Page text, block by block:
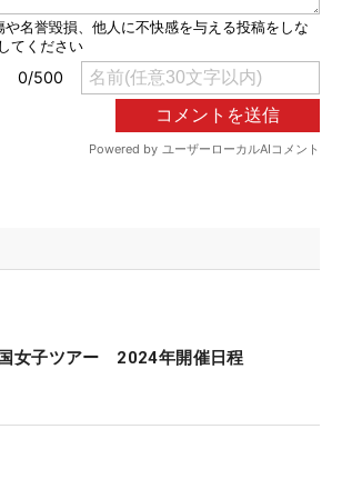
女子ツアー 2024年開催日程